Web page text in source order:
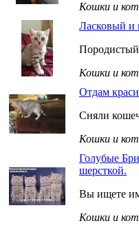
Кошки и
Ласковый
Кошки и
Отдам
Сняли
Кошки и
Голубые
шерсткой.
Вы ищете
Кошки и